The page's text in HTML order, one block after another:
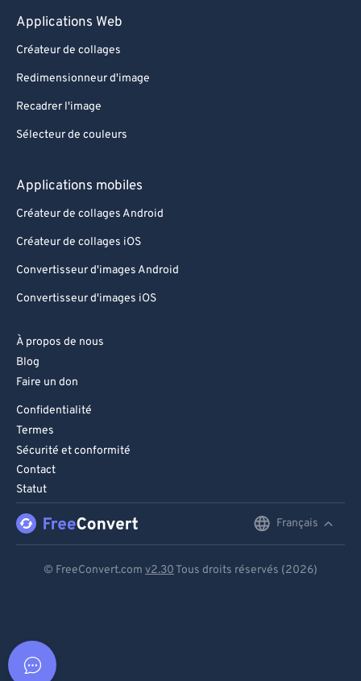
Applications Web
Créateur de collages
Redimensionneur d'image
Recadrer l'image
Sélecteur de couleurs
Applications mobiles
Créateur de collages Android
Créateur de collages iOS
Convertisseur d'images Android
Convertisseur d'images iOS
À propos de nous
Blog
Faire un don
Confidentialité
Termes
Sécurité et conformité
Contact
Statut
Français
© FreeConvert.com v2.30 Tous droits réservés (2026)